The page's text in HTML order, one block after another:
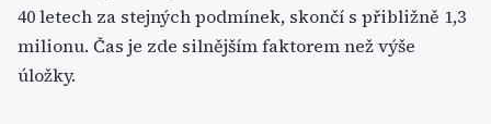
40 letech za stejných podmínek, skončí s přibližně 1,3
milionu. Čas je zde silnějším faktorem než výše
úložky.